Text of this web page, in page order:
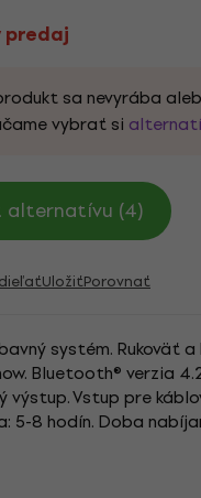
predaj
sa nevyrába
vybrať si
alternatívu (4)
UložiťPorovnať
systém. Rukoväť
Bluetooth® verzia
výstup. Vstup pre
5-8 hodín. Doba
výkon...